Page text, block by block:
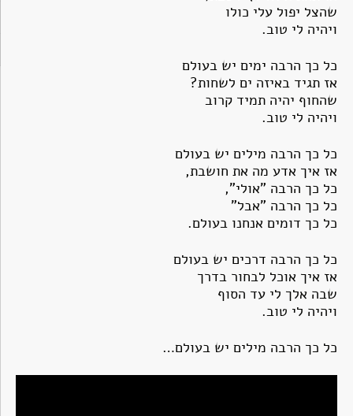
שהצל יפול עלי כולו
ויהיה לי טוב.
כל כך הרבה ימים יש בעולם
אז תגיד באיזה ים לשחות?
שהחוף יהיה תמיד קרוב
ויהיה לי טוב.
כל כך הרבה מילים יש בעולם
אז איך אדע מה את חושבת,
כל כך הרבה "אולי",
כל כך הרבה "אבל"
כל כך דומים אנחנו בעולם.
כל כך הרבה דרכים יש בעולם
אז איך אוכל לבחור בדרך
שבה אלך לי עד הסוף
ויהיה לי טוב.
כל כך הרבה מילים יש בעולם…